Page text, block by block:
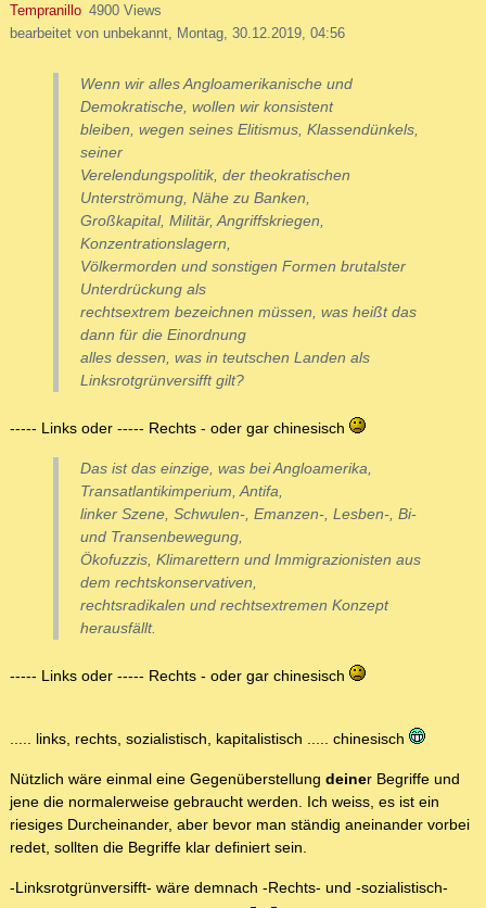
Tempranillo 4900 Views
bearbeitet von unbekannt, Montag, 30.12.2019, 04:56
Wenn wir alles Angloamerikanische und
Demokratische, wollen wir konsistent
bleiben, wegen seines Elitismus, Klassendünkels,
seiner
Verelendungspolitik, der theokratischen
Unterströmung, Nähe zu Banken,
Großkapital, Militär, Angriffskriegen,
Konzentrationslagern,
Völkermorden und sonstigen Formen brutalster
Unterdrückung als
rechtsextrem bezeichnen müssen, was heißt das
dann für die Einordnung
alles dessen, was in teutschen Landen als
Linksrotgrünversifft gilt?
----- Links oder ----- Rechts - oder gar chinesisch
Das ist das einzige, was bei Angloamerika,
Transatlantikimperium, Antifa,
linker Szene, Schwulen-, Emanzen-, Lesben-, Bi-
und Transenbewegung,
Ökofuzzis, Klimarettern und Immigrazionisten aus
dem rechtskonservativen,
rechtsradikalen und rechtsextremen Konzept
herausfällt.
----- Links oder ----- Rechts - oder gar chinesisch
..... links, rechts, sozialistisch, kapitalistisch ..... chinesisch
Nützlich wäre einmal eine Gegenüberstellung deiner Begriffe und
jene die normalerweise gebraucht werden. Ich weiss, es ist ein
riesiges Durcheinander, aber bevor man ständig aneinander vorbei
redet, sollten die Begriffe klar definiert sein.
-Linksrotgrünversifft- wäre demnach -Rechts- und -sozialistisch-